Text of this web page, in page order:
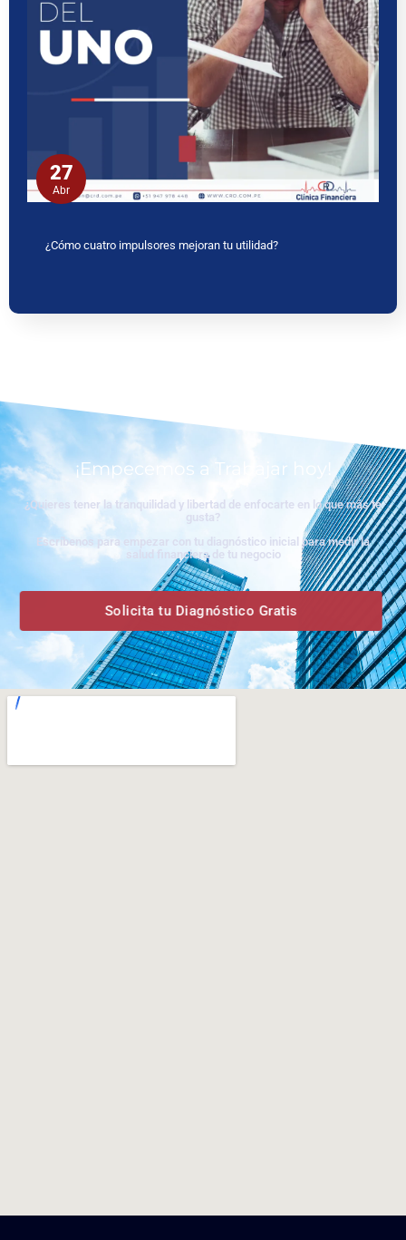
27
Abr
¿Cómo cuatro impulsores mejoran tu utilidad?
¡Empecemos a Trabajar hoy!
¿Quieres tener la tranquilidad y libertad de enfocarte en lo que más te
gusta?
Escríbenos para empezar con tu diagnóstico inicial para medir la
salud financiera de tu negocio
Solicita tu Diagnóstico Gratis